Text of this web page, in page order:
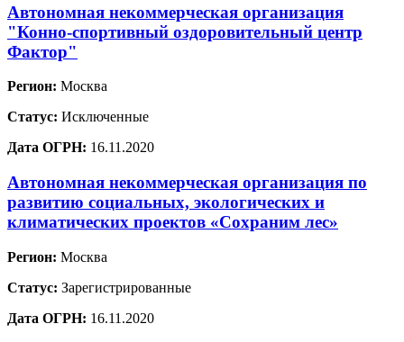
Автономная некоммерческая организация
"Конно-спортивный оздоровительный центр
Фактор"
Регион: Москва
Статус: Исключенные
Дата ОГРН: 16.11.2020
Автономная некоммерческая организация по
развитию социальных, экологических и
климатических проектов «Сохраним лес»
Регион: Москва
Статус: Зарегистрированные
Дата ОГРН: 16.11.2020